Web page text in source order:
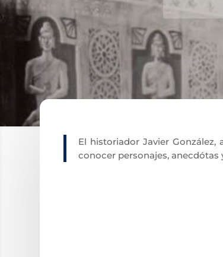
El historiador Javier
conocer personajes,